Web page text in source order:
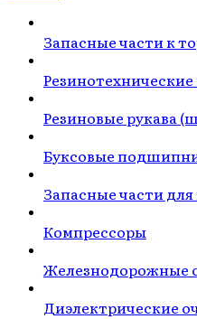
Запасные части к
Резиновые рукава
Буксовые
Запасные части
Компрессоры
Железнодорожные
Диэлектрические